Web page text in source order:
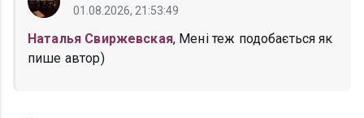
01.08.2026, 21:53:49
Наталья Свиржевская, Мені теж подобається як
пише автор)